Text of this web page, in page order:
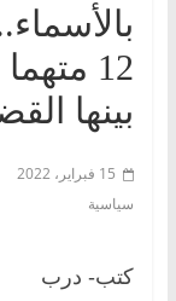
بينها القضية 1956
15 فبراير، 2022
سياسية
كتب- درب